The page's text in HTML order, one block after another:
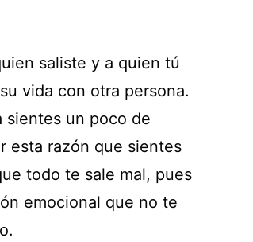
saliste y a quien tú
vida con otra persona.
sientes un poco de
esta razón que sientes
todo te sale mal, pues
emocional que no te